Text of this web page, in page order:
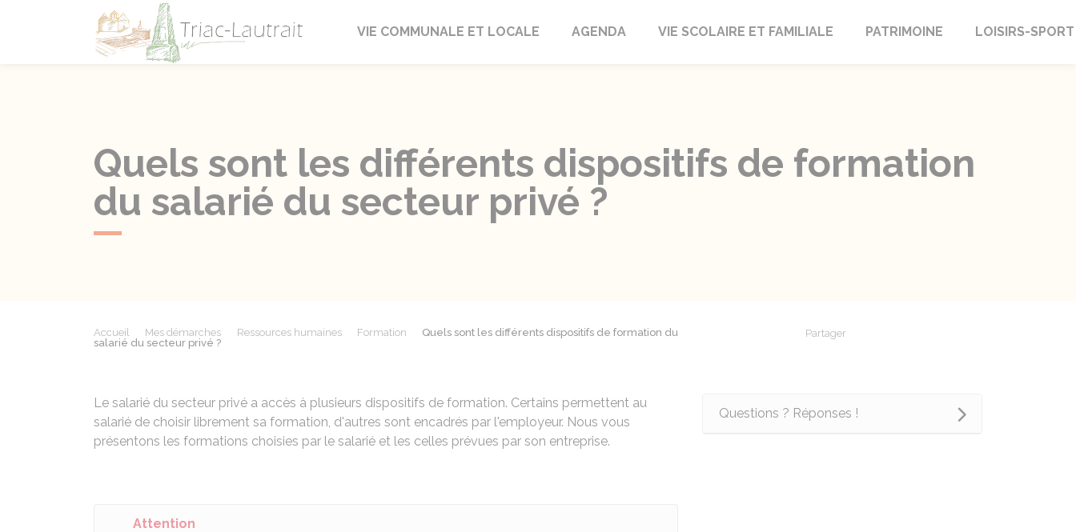
Triac-Lautrait
VIE COMMUNALE ET LOCALE AGENDA VIE SCOLAIRE ET FAMILIALE PATRIMOINE LOISIRS-SPORT
Quels sont les différents dispositifs de formation
du salarié du secteur privé ?
Accueil Mes démarches Ressources humaines Formation
Quels sont les différents dispositifs de formation du
salarié du secteur privé ?
Partager
Le salarié du secteur privé a accès à plusieurs dispositifs de formation. Certains permettent au
salarié de choisir librement sa formation, d'autres sont encadrés par l'employeur. Nous vous
présentons les formations choisies par le salarié et les celles prévues par son entreprise.
Attention
Questions ? Réponses !